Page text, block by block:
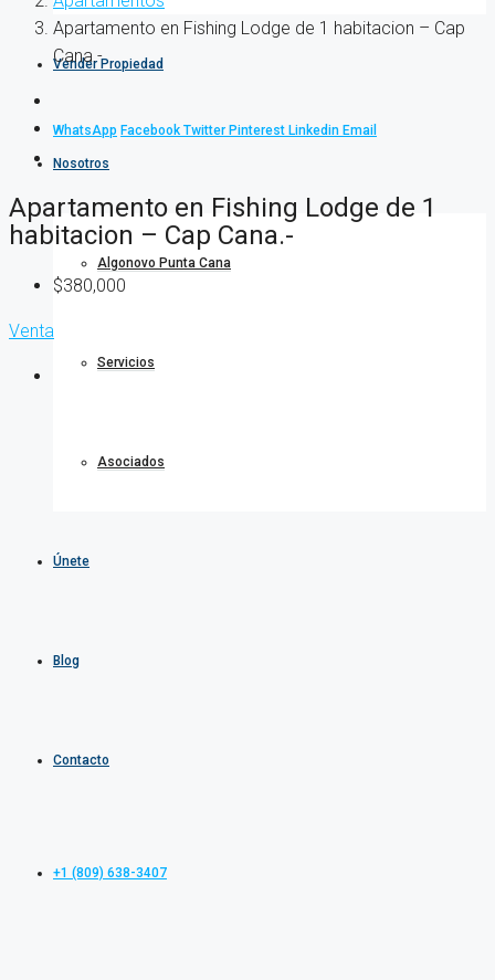
Vender Propiedad
Nosotros
Algonovo Punta Cana
Servicios
Asociados
Únete
Blog
Contacto
+1 (809) 638-3407
Apartamento en Fishing Lodge de 1 habitacion – Cap
Cana.-
WhatsApp Facebook Twitter Pinterest Linkedin Email
Apartamento en Fishing Lodge de 1
habitacion – Cap Cana.-
$380,000
Venta